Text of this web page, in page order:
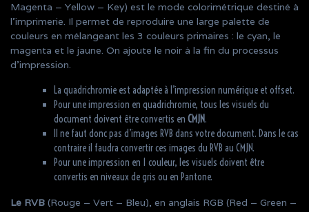
Magenta – Yellow – Key) est le mode colorimétrique destiné à
l’imprimerie. Il permet de reproduire une large palette de
couleurs en mélangeant les 3 couleurs primaires : le cyan, le
magenta et le jaune. On ajoute le noir à la fin du processus
d’impression.
La quadrichromie est adaptée à l’impression numérique et offset.
Pour une impression en quadrichromie, tous les visuels du
document doivent être convertis en CMJN.
Il ne faut donc pas d’images RVB dans votre document. Dans le cas
contraire il faudra convertir ces images du RVB au CMJN.
Pour une impression en 1 couleur, les visuels doivent être
convertis en niveaux de gris ou en Pantone.
Le RVB (Rouge – Vert – Bleu), en anglais RGB (Red – Green –